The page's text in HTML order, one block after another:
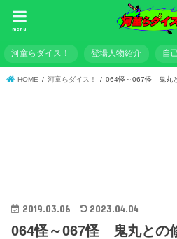
menu
河童らダイス！ 登場人物紹介 自
HOME 河童らダイス！ 064怪～067怪 鬼丸
2019.03.06 2023.04.04
064怪～067怪 鬼丸と